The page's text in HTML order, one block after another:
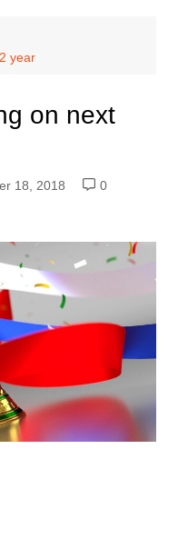
year
on next
18, 2018
0